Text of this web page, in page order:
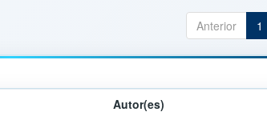
Anterior 1
Autor(es)